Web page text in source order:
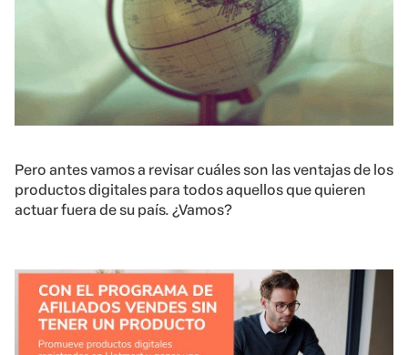
Pero antes vamos a revisar cuáles son las ventajas de los
productos digitales para todos aquellos que quieren
actuar fuera de su país. ¿Vamos?